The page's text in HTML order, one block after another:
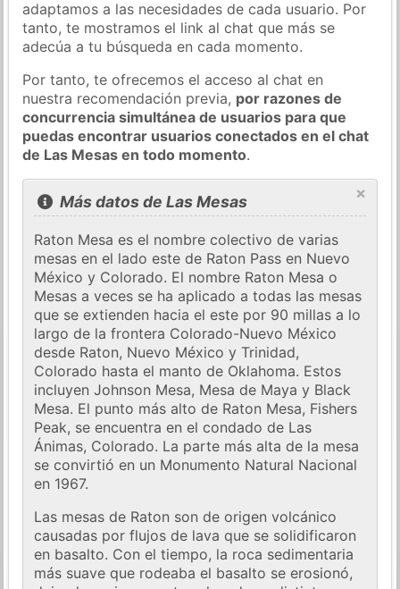
adaptamos a las necesidades de cada usuario. Por
tanto, te mostramos el link al chat que más se
adecúa a tu búsqueda en cada momento.
Por tanto, te ofrecemos el acceso al chat en
nuestra recomendación previa, por razones de
concurrencia simultánea de usuarios para que
puedas encontrar usuarios conectados en el chat
de Las Mesas en todo momento.
×
Más datos de Las Mesas
Raton Mesa es el nombre colectivo de varias
mesas en el lado este de Raton Pass en Nuevo
México y Colorado. El nombre Raton Mesa o
Mesas a veces se ha aplicado a todas las mesas
que se extienden hacia el este por 90 millas a lo
largo de la frontera Colorado-Nuevo México
desde Raton, Nuevo México y Trinidad,
Colorado hasta el manto de Oklahoma. Estos
incluyen Johnson Mesa, Mesa de Maya y Black
Mesa. El punto más alto de Raton Mesa, Fishers
Peak, se encuentra en el condado de Las
Ánimas, Colorado. La parte más alta de la mesa
se convirtió en un Monumento Natural Nacional
en 1967.
Las mesas de Raton son de origen volcánico
causadas por flujos de lava que se solidificaron
en basalto. Con el tiempo, la roca sedimentaria
más suave que rodeaba el basalto se erosionó,